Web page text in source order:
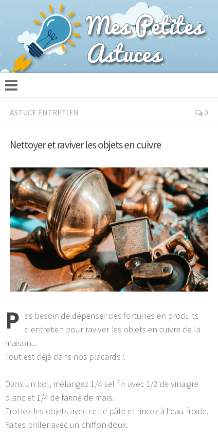
ASTUCE ENTRETIEN 0
Nettoyer et raviver les objets en cuivre
P as besoin de dépenser des fortunes en produits
d'entretien pour raviver les objets en cuivre de la
maison...
Tout est déjà dans nos placards !
Dans un bol, mélangez 1/4 sel fin avec 1/2 de vinaigre
blanc et 1/4 de farine de maïs.
Frottez les objets avec cette pâte et rincez à l’eau froide.
Faites briller avec un chiffon doux.